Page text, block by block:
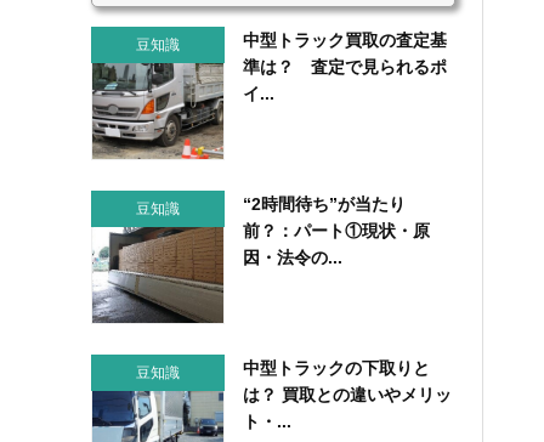
豆知識
中型トラック買取の査定基
準は？ 査定で見られるポ
イ...
豆知識
“2時間待ち”が当たり
前？：パート①現状・原
因・法令の...
豆知識
中型トラックの下取りと
は？ 買取との違いやメリッ
ト・...